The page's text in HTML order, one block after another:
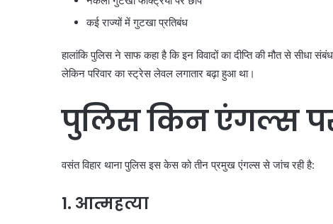
कई राज्यों में गुटखा प्रतिबंध
हालांकि पुलिस ने साफ कहा है कि इन विवादों का दीप्ति की मौत से सीधा
लेकिन परिवार का स्ट्रेस लेवल लगातार बढ़ा हुआ था।
पुलिस किन एंगल्स
वसंत विहार थाना पुलिस इस केस को तीन प्रमुख एंगल्स से जांच रही है:
1. आत्महत्या